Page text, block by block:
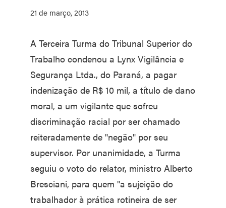
21 de março, 2013
A Terceira Turma do Tribunal Superior do
Trabalho condenou a Lynx Vigilância e
Segurança Ltda., do Paraná, a pagar
indenização de R$ 10 mil, a título de dano
moral, a um vigilante que sofreu
discriminação racial por ser chamado
reiteradamente de "negão" por seu
supervisor. Por unanimidade, a Turma
seguiu o voto do relator, ministro Alberto
Bresciani, para quem "a sujeição do
trabalhador à prática rotineira de ser